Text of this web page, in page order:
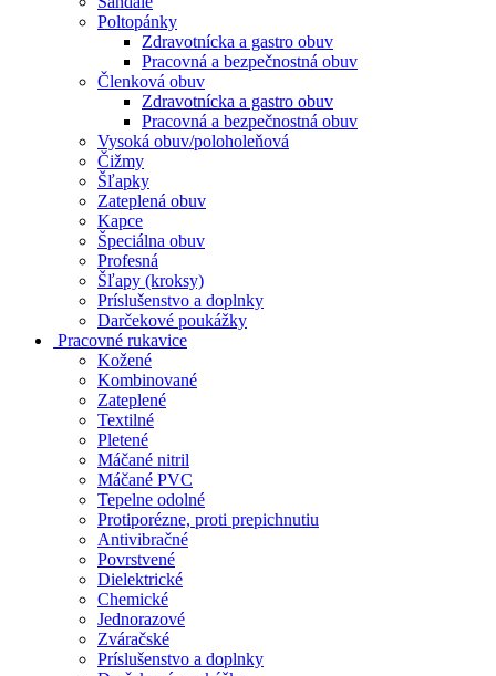
Poltopánky
Zdravotnícka a gastro obuv
Pracovná a bezpečnostná obuv
Členková obuv
Zdravotnícka a gastro obuv
Pracovná a bezpečnostná obuv
Vysoká obuv/poloholeňová
Čižmy
Šľapky
Zateplená obuv
Kapce
Špeciálna obuv
Profesná
Šľapy (kroksy)
Príslušenstvo a doplnky
Darčekové poukážky
Pracovné rukavice
Kožené
Kombinované
Zateplené
Textilné
Pletené
Máčané nitril
Máčané PVC
Tepelne odolné
Protiporézne, proti prepichnutiu
Antivibračné
Povrstvené
Dielektrické
Chemické
Jednorazové
Zváračské
Príslušenstvo a doplnky